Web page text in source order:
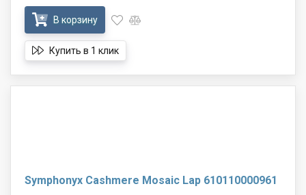
В корзину
Купить в 1 клик
Symphonyx Cashmere Mosaic Lap 610110000961